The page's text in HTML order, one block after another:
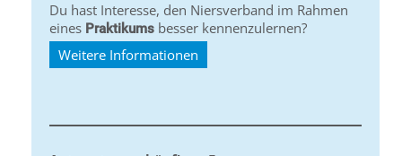
Du hast Interesse, den Niersverband im Rahmen
eines Praktikums besser kennenzulernen?
Weitere Informationen